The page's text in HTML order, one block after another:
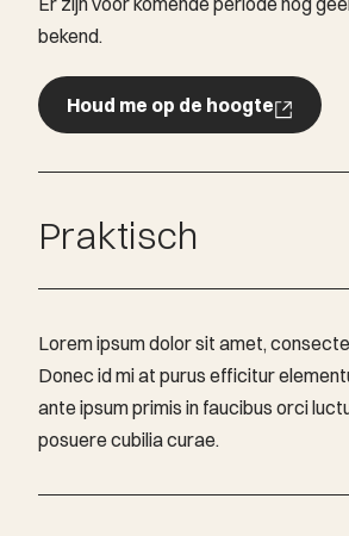
bekend.
Houd me op de hoogte
Praktisch
Lorem ipsum dolor sit amet,
Donec id mi at purus efficitur
ante ipsum primis in faucibus orci
posuere cubilia curae.